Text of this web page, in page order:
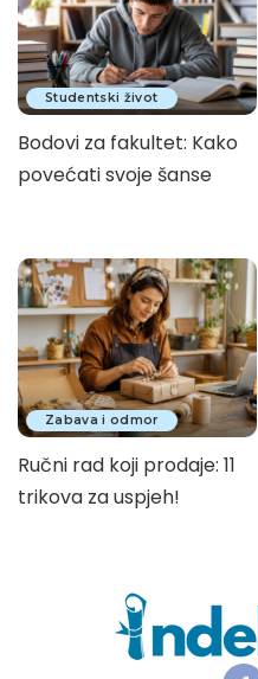
Studentski život
Bodovi za fakultet: Kako
povećati svoje šanse
Zabava i odmor
Ručni rad koji prodaje: 11
trikova za uspjeh!